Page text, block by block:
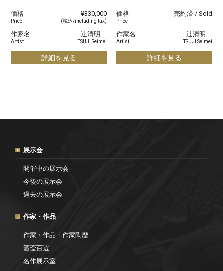
価格
Price
¥330,000
(税込/including tax)
作家名
Artist
辻清明
TSUJI Seimei
詳細を見る
価格
Price
売約済 / Sold
作家名
Artist
辻清明
TSUJI Seimei
詳細を見る
展示会
開催中の展示会
今後の展示会
過去の展示会
作家・作品
作家・作品・作家陶歴
酒盃百選
名作展示室